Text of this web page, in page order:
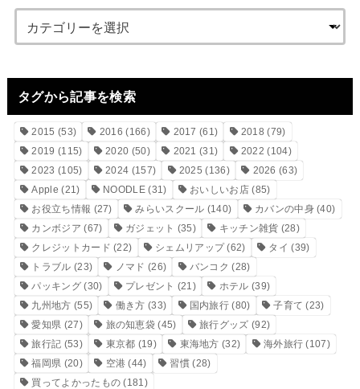
タグから記事を検索
2015 (53) 2016 (166) 2017 (61) 2018 (79)
2019 (115) 2020 (50) 2021 (31) 2022 (104)
2023 (105) 2024 (157) 2025 (136) 2026 (63)
Apple (21) NOODLE(31) おいしいお店(85)
お役立ち情報 (27) みらいスクール (140) カバンの中身(40)
カンボジア (67) ガジェット (35) キッチン雑貨 (28)
クレジットカード (22) シェムリアップ(62) タイ (39)
トラブル (23) ノマド (26) バンコク (28)
パッキング(30) プレゼント (21) ホテル (39)
九州地方 (55) 働き方 (33) 国内旅行 (80) 子育て (23)
愛知県 (27) 旅の知恵袋 (45) 旅行グッズ (92)
旅行記 (53) 東京都 (19) 東海地方 (32) 海外旅行 (107)
福岡県 (20) 空港 (44) 習慣(28)
買ってよかったもの (181)